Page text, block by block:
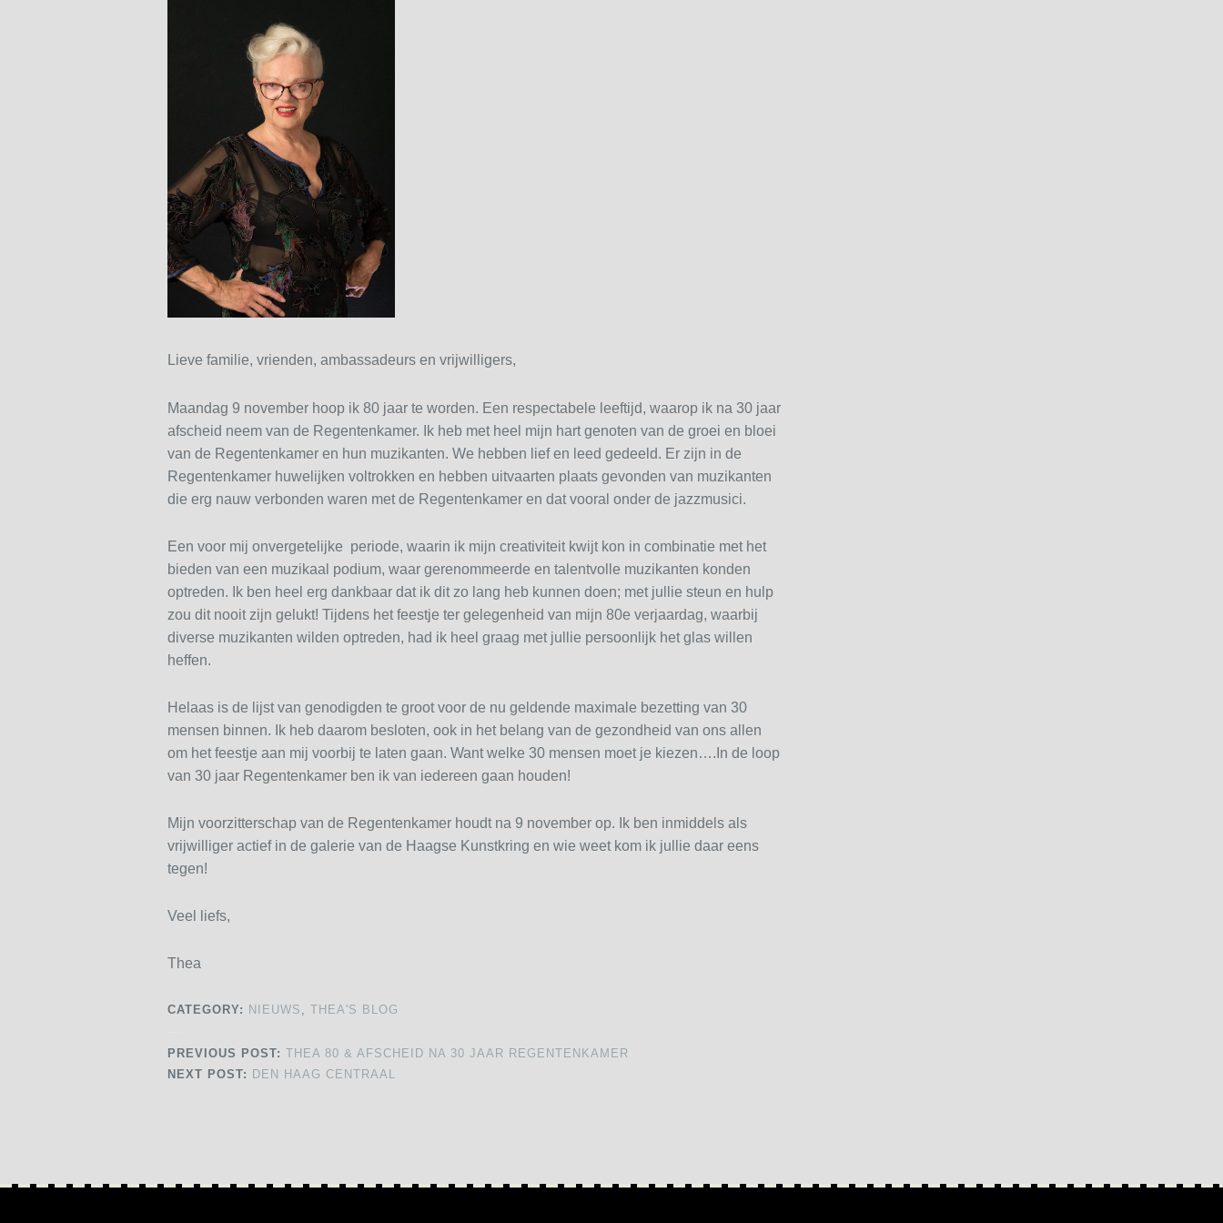
Lieve familie, vrienden, ambassadeurs en vrijwilligers,
Maandag 9 november hoop ik 80 jaar te worden. Een respectabele leeftijd, waarop ik na 30 jaar
afscheid neem van de Regentenkamer. Ik heb met heel mijn hart genoten van de groei en bloei
van de Regentenkamer en hun muzikanten. We hebben lief en leed gedeeld. Er zijn in de
Regentenkamer huwelijken voltrokken en hebben uitvaarten plaats gevonden van muzikanten
die erg nauw verbonden waren met de Regentenkamer en dat vooral onder de jazzmusici.
Een voor mij onvergetelijke periode, waarin ik mijn creativiteit kwijt kon in combinatie met het
bieden van een muzikaal podium, waar gerenommeerde en talentvolle muzikanten konden
optreden. Ik ben heel erg dankbaar dat ik dit zo lang heb kunnen doen; met jullie steun en hulp
zou dit nooit zijn gelukt! Tijdens het feestje ter gelegenheid van mijn 80e verjaardag, waarbij
diverse muzikanten wilden optreden, had ik heel graag met jullie persoonlijk het glas willen
heffen.
Helaas is de lijst van genodigden te groot voor de nu geldende maximale bezetting van 30
mensen binnen. Ik heb daarom besloten, ook in het belang van de gezondheid van ons allen
om het feestje aan mij voorbij te laten gaan. Want welke 30 mensen moet je kiezen….In de loop
van 30 jaar Regentenkamer ben ik van iedereen gaan houden!
Mijn voorzitterschap van de Regentenkamer houdt na 9 november op. Ik ben inmiddels als
vrijwilliger actief in de galerie van de Haagse Kunstkring en wie weet kom ik jullie daar eens
tegen!
Veel liefs,
Thea
CATEGORY: NIEUWS , THEA'S BLOG
PREVIOUS POST: THEA 80 & AFSCHEID NA 30 JAAR REGENTENKAMER
NEXT POST: DEN HAAG CENTRAAL